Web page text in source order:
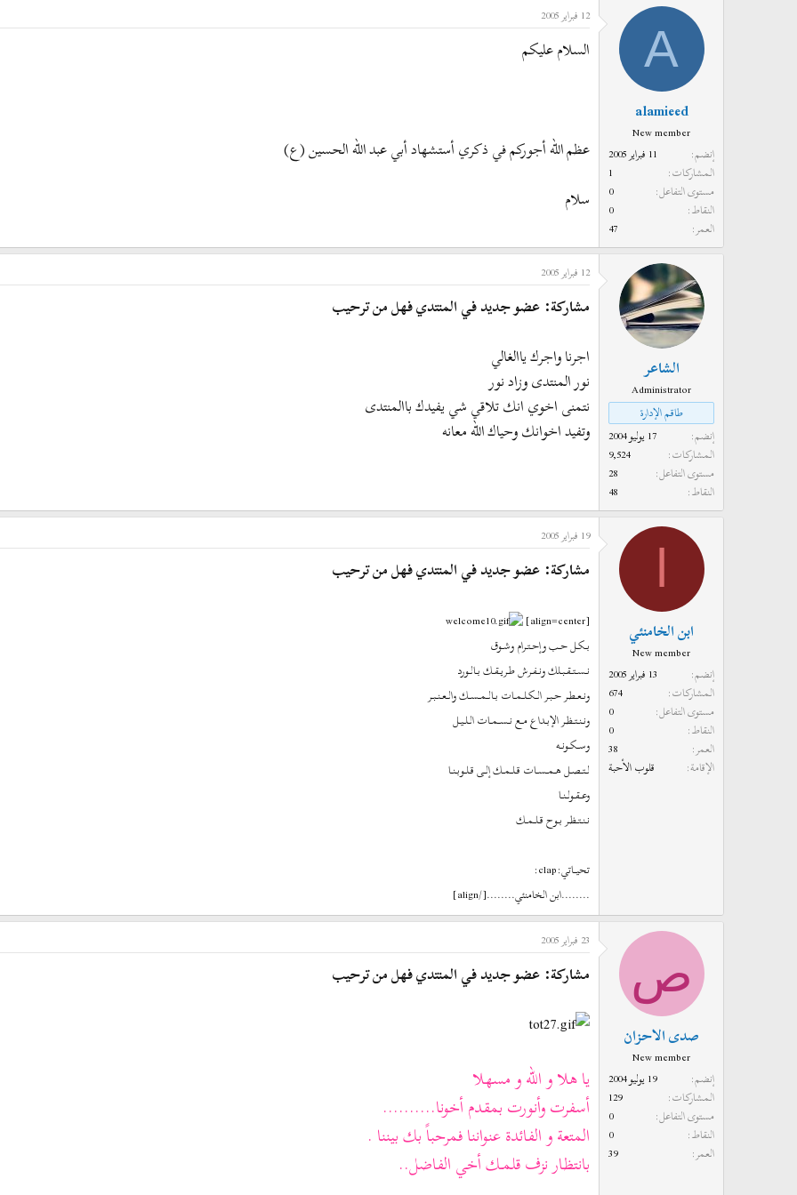
ئ
و
ع
ر
خ
ب
د
ء
A
alamieed
New member
إنضم
11 فبراير 2005
المشاركات
1
مستوى التفاعل
0
النقاط
0
العمر
47
12 فبراير 2005
السلام عليكم
عظم الله أجوركم في ذكري أستشهاد أبي عبد الله الحسين (ع)
سلام
الشاعر
Administrator
طاقم الإدارة
إنضم
17 يوليو 2004
المشاركات
9,524
مستوى التفاعل
28
النقاط
48
12 فبراير 2005
مشاركة: عضو جديد في المنتدي فهل من ترحيب
اجرنا واجرك ياالغالي
نور المنتدى وزاد نور
نتمنى اخوي انك تلاقي شي يفيدك باالمنتدى
وتفيد اخوانك وحياك الله معانه
ابن الخامنئي
New member
إنضم
13 فبراير 2005
المشاركات
674
مستوى التفاعل
0
النقاط
0
العمر
38
الإقامة
قلوب الأحبة
19 فبراير 2005
مشاركة: عضو جديد في المنتدي فهل من ترحيب
[align=center]
بــكــل حــب وإحــتــرام وشــوق
نــســتــقــبــلك ونــفــرش طــريــقــك بــالــورد
ونــعــطــر حــبــر الــكــلــمــات بــالــمــســك والــعــنــبــر
ونــنــتــظــر الإبــداع مــع نــســمــات الــلــيــل
وســكــونــه
لــتــصــل هــمــســات قــلــمــك إلــى قــلــوبــنــا
وعــقــولــنــا
نــنــتــظــر بــوح قــلــمــك
تحيـــاتي:clap:
........ابن الخامنئي........[/align]
ص
صدى الاحزان
New member
إنضم
19 يوليو 2004
المشاركات
129
مستوى التفاعل
0
النقاط
0
العمر
39
23 فبراير 2005
مشاركة: عضو جديد في المنتدي فهل من ترحيب
يا هلا و الله و مسهلا
أسفرت وأنورت بمقدم أخونا..........
المتعة و الفائدة عنواننا فمرحباً بك بيننا .
بانتظار نزف قلمـك أخي الفاضل..